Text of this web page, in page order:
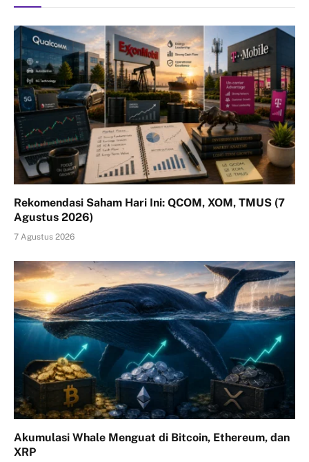
Rekomendasi Saham Hari Ini: QCOM, XOM, TMUS (7
Agustus 2026)
7 Agustus 2026
Akumulasi Whale Menguat di Bitcoin, Ethereum, dan
XRP